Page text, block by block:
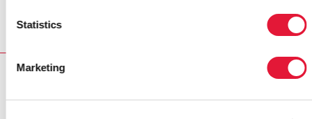
Statistics
Marketing